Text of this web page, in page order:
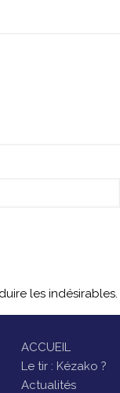
les indésirables.
ACCUEIL
Le tir : Kézako ?
Actualités